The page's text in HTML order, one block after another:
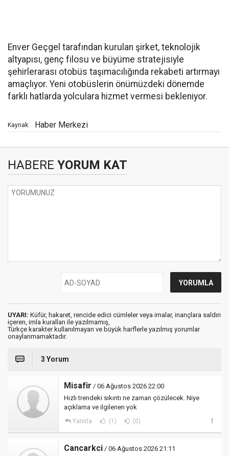
Enver Geçgel tarafından kurulan şirket, teknolojik
altyapısı, genç filosu ve büyüme stratejisiyle
şehirlerarası otobüs taşımacılığında rekabeti artırmayı
amaçlıyor. Yeni otobüslerin önümüzdeki dönemde
farklı hatlarda yolculara hizmet vermesi bekleniyor.
Kaynak: Haber Merkezi
HABERE YORUM KAT
UYARI: Küfür, hakaret, rencide edici cümleler veya imalar, inançlara saldırı
içeren, imla kuralları ile yazılmamış,
Türkçe karakter kullanılmayan ve büyük harflerle yazılmış yorumlar
onaylanmamaktadır.
3 Yorum
Misafir / 06 Ağustos 2026 22:00
Hızlı trendeki sıkıntı ne zaman çözülecek. Niye
açıklama ve ilgilenen yok
Yanıtla (1) (0)
Cancarkci / 06 Ağustos 2026 21:11